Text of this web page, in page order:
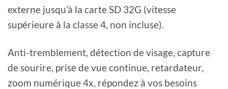
externe jusqu’à la carte SD 32G (vitesse
supérieure à la classe 4, non incluse).
Anti-tremblement, détection de visage, capture
de sourire, prise de vue continue, retardateur,
zoom numérique 4x, répondez à vos besoins